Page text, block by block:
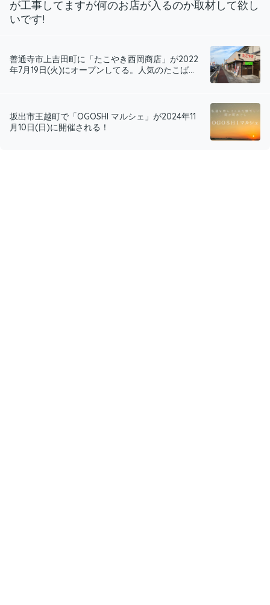
が工事してますが何のお店が入るのか取材して欲し
いです!
善通寺市上吉田町に「たこやき西岡商店」が2022
年7月19日(火)にオープンしてる。人気のたこば...
坂出市王越町で「OGOSHI マルシェ」が2024年11
月10日(日)に開催される！